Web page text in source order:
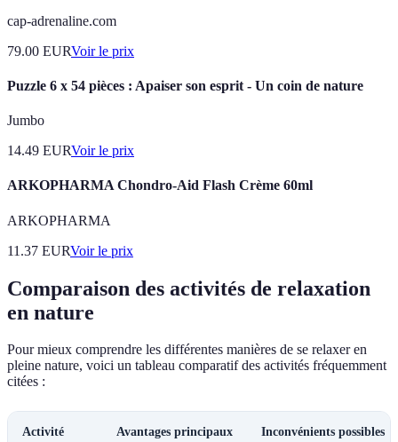
cap-adrenaline.com
79.00 EURVoir le prix
Puzzle 6 x 54 pièces : Apaiser son esprit - Un coin de nature
Jumbo
14.49 EURVoir le prix
ARKOPHARMA Chondro-Aid Flash Crème 60ml
ARKOPHARMA
11.37 EURVoir le prix
Comparaison des activités de relaxation
en nature
Pour mieux comprendre les différentes manières de se relaxer en
pleine nature, voici un tableau comparatif des activités fréquemment
citées :
Activité Avantages principaux Inconvénients possibles